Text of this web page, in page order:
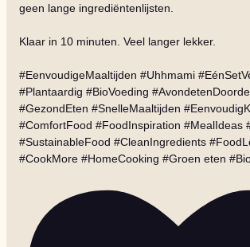
geen lange ingrediëntenlijsten.
Klaar in 10 minuten. Veel langer lekker.
#EenvoudigeMaaltijden #Uhhmami
#Plantaardig #BioVoeding
#GezondEten #SnelleMaaltijden
#ComfortFood #FoodInspiration #MealIdeas
#SustainableFood #CleanIngredients
#CookMore #HomeCooking #Groen eten